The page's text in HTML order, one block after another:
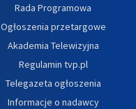
Rada Programowa
Ogłoszenia przetargowe
Akademia Telewizyjna
Regulamin tvp.pl
Telegazeta ogłoszenia
Informacje o nadawcy